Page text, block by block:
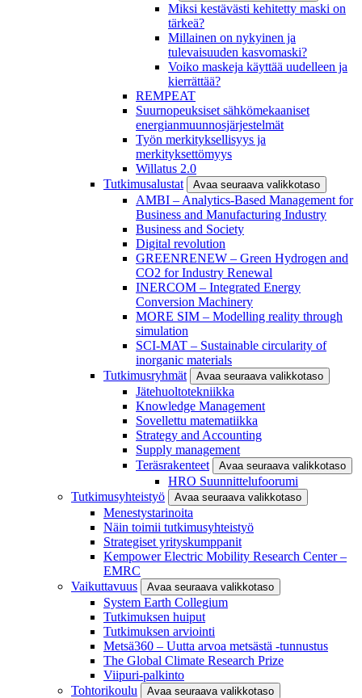
Miksi kestävästi kehitetty maski on
tärkeä?
Millainen on nykyinen ja
tulevaisuuden kasvomaski?
Voiko maskeja käyttää uudelleen ja
kierrättää?
REMPEAT
Suurnopeuksiset sähkömekaaniset
energianmuunnosjärjestelmät
Työn merkityksellisyys ja
merkityksettömyys
Willatus 2.0
Tutkimusalustat
Avaa seuraava valikkotaso
AMBI – Analytics-Based Management for
Business and Manufacturing Industry
Business and Society
Digital revolution
GREENRENEW – Green Hydrogen and
CO2 for Industry Renewal
INERCOM – Integrated Energy
Conversion Machinery
MORE SIM – Modelling reality through
simulation
SCI-MAT – Sustainable circularity of
inorganic materials
Tutkimusryhmät
Avaa seuraava valikkotaso
Jätehuoltotekniikka
Knowledge Management
Sovellettu matematiikka
Strategy and Accounting
Supply management
Teräsrakenteet
Avaa seuraava valikkotaso
HRO Suunnittelufoorumi
Tutkimusyhteistyö
Avaa seuraava valikkotaso
Menestystarinoita
Näin toimii tutkimusyhteistyö
Strategiset yrityskumppanit
Kempower Electric Mobility Research Center –
EMRC
Vaikuttavuus
Avaa seuraava valikkotaso
System Earth Collegium
Tutkimuksen huiput
Tutkimuksen arviointi
Metsä360 – Uutta arvoa metsästä -tunnustus
The Global Climate Research Prize
Viipuri-palkinto
Tohtorikoulu
Avaa seuraava valikkotaso